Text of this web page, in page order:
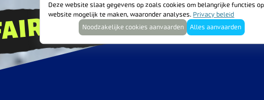
Deze website slaat gegevens op zoals cookies om belangrijke functies
website mogelijk te maken, waaronder analyses. Privacy beleid
Noodzakelijke cookies aanvaarden
Alles aanvaarden